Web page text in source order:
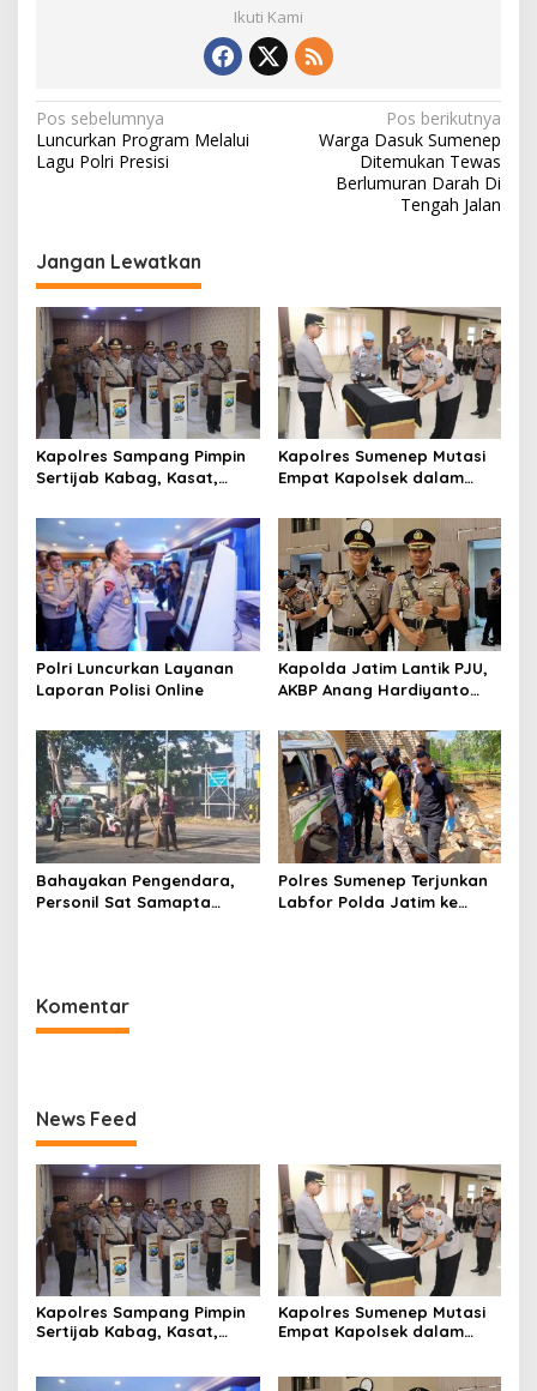
Ikuti Kami
N
a
g
a
s
i
p
o
s
Pos sebelumnya
Luncurkan Program Melalui
Lagu Polri Presisi
Pos berikutnya
Warga Dasuk Sumenep
Ditemukan Tewas
Berlumuran Darah Di
Tengah Jalan
Jangan Lewatkan
Kapolres Sampang Pimpin
Sertijab Kabag, Kasat,
Kapolres Sumenep Mutasi
Empat Kapolsek dalam
Polri Luncurkan Layanan
Laporan Polisi Online
Kapolda Jatim Lantik PJU,
AKBP Anang Hardiyanto
Bahayakan Pengendara,
Personil Sat Samapta
Polres Sumenep Terjunkan
Labfor Polda Jatim ke
Komentar
News Feed
Kapolres Sampang Pimpin
Sertijab Kabag, Kasat,
Kapolres Sumenep Mutasi
Empat Kapolsek dalam